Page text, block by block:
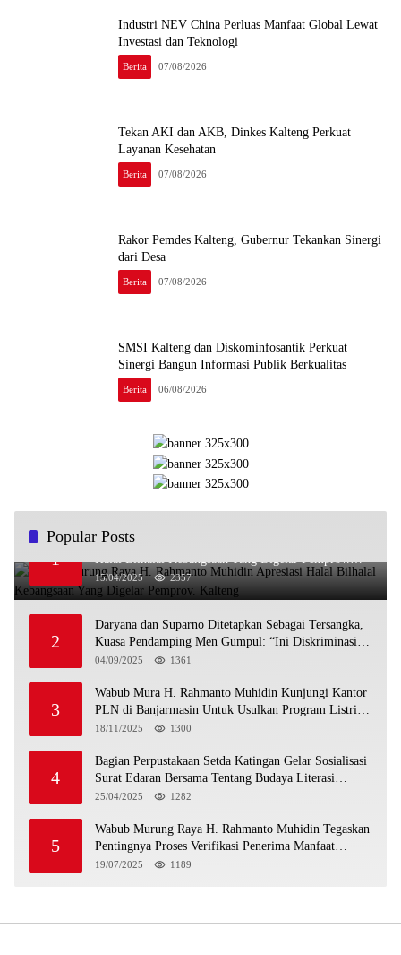
Industri NEV China Perluas Manfaat Global Lewat
Investasi dan Teknologi
Berita 07/08/2026
Tekan AKI dan AKB, Dinkes Kalteng Perkuat
Layanan Kesehatan
Berita 07/08/2026
Rakor Pemdes Kalteng, Gubernur Tekankan Sinergi
dari Desa
Berita 07/08/2026
SMSI Kalteng dan Diskominfosantik Perkuat
Sinergi Bangun Informasi Publik Berkualitas
Berita 06/08/2026
Popular Posts
1
Wabup Murung Raya H. Rahmanto Muhidin Apresiasi
Kalteng
15/04/2025 2357
2
Daryana dan Suparno Ditetapkan Sebagai Tersangka,
Kuasa Pendamping Men Gumpul: “Ini Diskriminasi
Hukum, Kami Minta Bukti”
04/09/2025 1361
3
Wabub Mura H. Rahmanto Muhidin Kunjungi Kantor
PLN di Banjarmasin Untuk Usulkan Program Listrik
Desa Tahun 2026
18/11/2025 1300
4
Bagian Perpustakaan Setda Katingan Gelar Sosialisasi
Surat Edaran Bersama Tentang Budaya Literasi
Membaca
25/04/2025 1282
5
Wabub Murung Raya H. Rahmanto Muhidin Tegaskan
Pentingnya Proses Verifikasi Penerima Manfaat
Program Kartu Hebat BLT Tahun 2025
19/07/2025 1189